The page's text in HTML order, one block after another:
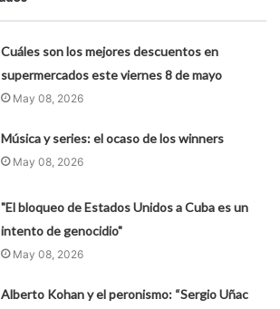
Cuáles son los mejores descuentos en
supermercados este viernes 8 de mayo
May 08, 2026
Música y series: el ocaso de los winners
May 08, 2026
"El bloqueo de Estados Unidos a Cuba es un
intento de genocidio"
May 08, 2026
Alberto Kohan y el peronismo: “Sergio Uñac